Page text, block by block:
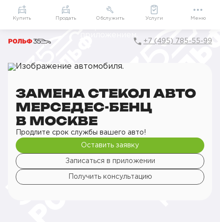
Приложение
Мой РОЛЬФ
Подарки внутри
+7 (495) 785-55-99
Главная
РОЛЬФ Сервис
Сервис Mercedes-Benz
Кузовной ремонт
Замена стекол
Замена стекол авто
ЗАМЕНА СТЕКОЛ АВТО
МЕРСЕДЕС-БЕНЦ
В МОСКВЕ
Продлите срок службы вашего авто!
Оставить заявку
Записаться в приложении
Получить консультацию
Купить Продать Обслужить Услуги Меню